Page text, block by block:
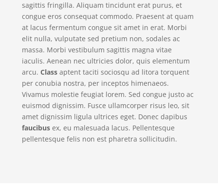
sagittis fringilla. Aliquam tincidunt erat purus, et
congue eros consequat commodo. Praesent at quam
at lacus fermentum congue sit amet in erat. Morbi
elit nulla, vulputate sed pretium non, sodales ac
massa. Morbi vestibulum sagittis magna vitae
iaculis. Aenean nec ultricies dolor, quis elementum
arcu. Classaptent taciti sociosqu ad litora torquent
per conubia nostra, per inceptos himenaeos.
Vivamus molestie feugiat lorem. Sed congue justo ac
euismod dignissim. Fusce ullamcorper risus leo, sit
amet dignissim ligula ultrices eget. Donec dapibus
faucibusex, eu malesuada lacus. Pellentesque
pellentesque felis non est pharetra sollicitudin.